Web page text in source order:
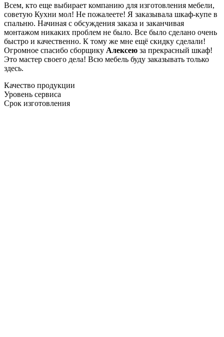
Всем, кто еще выбирает компанию для изготовления мебели,
советую Кухни мол! Не пожалеете! Я заказывала шкаф-купе в
спальню. Начиная с обсуждения заказа и заканчивая
монтажом никаких проблем не было. Все было сделано очень
быстро и качественно. К тому же мне ещё скидку сделали!
Огромное спасибо сборщику Алексею за прекрасный шкаф!
Это мастер своего дела! Всю мебель буду заказывать только
здесь.
Качество продукции
Уровень сервиса
Срок изготовления